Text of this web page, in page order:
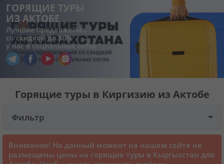
Цены на туры
Страны
Туры
Круизы
ГОРЯЩИЕ ТУРЫ
ИЗ АКТОБЕ
Лучшие предложения
со скидкой до 50%
у нас в социальных сетях
Перейти в наш Telegram
Перейти в наш Facebook
Перейти в наш YouTube
Перейти в наш Instagram
Горящие туры в Киргизию из Актобе
Фильтр
Внимание! На данный момент на нашем сайте не
размещены цены на горящие туры в Кыргызстан для